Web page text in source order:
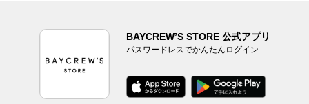
BAYCREW’S STORE 公式アプリ
パスワードレスでかんたんログイン